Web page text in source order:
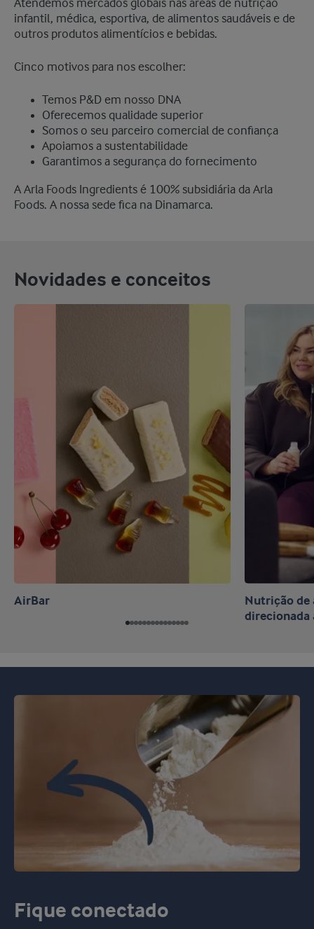
Atendemos mercados globais nas áreas de nutrição
infantil, médica, esportiva, de alimentos saudáveis ​​e de
outros produtos alimentícios e bebidas.
Cinco motivos para nos escolher:
Temos P&D em nosso DNA
Oferecemos qualidade superior
Somos o seu parceiro comercial de confiança
Apoiamos a sustentabilidade
Garantimos a segurança do fornecimento
A Arla Foods Ingredients é 100% subsidiária da Arla
Foods. A nossa sede fica na Dinamarca.
Novidades e conceitos
AirBar
Nutrição de
direcionada
Fique conectado